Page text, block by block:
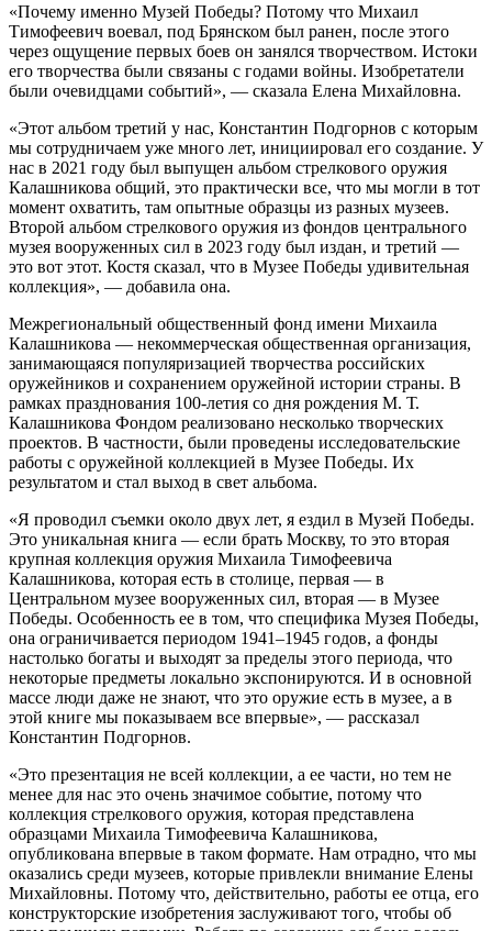
«Почему именно Музей Победы? Потому что Михаил
Тимофеевич воевал, под Брянском был ранен, после этого
через ощущение первых боев он занялся творчеством. Истоки
его творчества были связаны с годами войны. Изобретатели
были очевидцами событий», — сказала Елена Михайловна.
«Этот альбом третий у нас, Константин Подгорнов с которым
мы сотрудничаем уже много лет, инициировал его создание. У
нас в 2021 году был выпущен альбом стрелкового оружия
Калашникова общий, это практически все, что мы могли в тот
момент охватить, там опытные образцы из разных музеев.
Второй альбом стрелкового оружия из фондов центрального
музея вооруженных сил в 2023 году был издан, и третий —
это вот этот. Костя сказал, что в Музее Победы удивительная
коллекция», — добавила она.
Межрегиональный общественный фонд имени Михаила
Калашникова — некоммерческая общественная организация,
занимающаяся популяризацией творчества российских
оружейников и сохранением оружейной истории страны. В
рамках празднования 100-летия со дня рождения М. Т.
Калашникова Фондом реализовано несколько творческих
проектов. В частности, были проведены исследовательские
работы с оружейной коллекцией в Музее Победы. Их
результатом и стал выход в свет альбома.
«Я проводил съемки около двух лет, я ездил в Музей Победы.
Это уникальная книга — если брать Москву, то это вторая
крупная коллекция оружия Михаила Тимофеевича
Калашникова, которая есть в столице, первая — в
Центральном музее вооруженных сил, вторая — в Музее
Победы. Особенность ее в том, что специфика Музея Победы,
она ограничивается периодом 1941–1945 годов, а фонды
настолько богаты и выходят за пределы этого периода, что
некоторые предметы локально экспонируются. И в основной
массе люди даже не знают, что это оружие есть в музее, а в
этой книге мы показываем все впервые», — рассказал
Константин Подгорнов.
«Это презентация не всей коллекции, а ее части, но тем не
менее для нас это очень значимое событие, потому что
коллекция стрелкового оружия, которая представлена
образцами Михаила Тимофеевича Калашникова,
опубликована впервые в таком формате. Нам отрадно, что мы
оказались среди музеев, которые привлекли внимание Елены
Михайловны. Потому что, действительно, работы ее отца, его
конструкторские изобретения заслуживают того, чтобы об